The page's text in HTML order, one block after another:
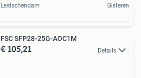
Leidschendam Gisteren
FSC SFP28-25G-AOC1M
€ 105,21 Details